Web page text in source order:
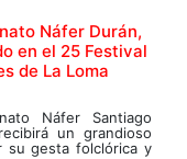
Náfer Durán,
en el 25 Festival
de La Loma
Náfer Santiago
un grandioso
su gesta folclórica y